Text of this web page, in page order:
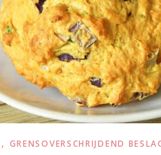
, GRENSOVERSCHRIJDEND